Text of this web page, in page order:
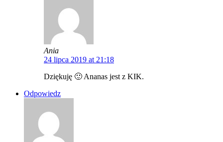
Ania
24 lipca 2019 at 21:18
Dziękuję 🙂 Ananas jest z KIK.
Odpowiedz